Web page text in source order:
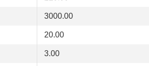
3000.00
20.00
3.00